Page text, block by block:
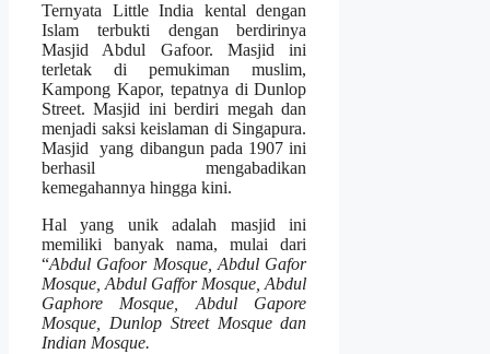
Ternyata Little India kental dengan
Islam terbukti dengan berdirinya
Masjid Abdul Gafoor. Masjid ini
terletak di pemukiman muslim,
Kampong Kapor, tepatnya di Dunlop
Street. Masjid ini berdiri megah dan
menjadi saksi keislaman di Singapura.
Masjid yang dibangun pada 1907 ini
berhasil mengabadikan
kemegahannya hingga kini.
Hal yang unik adalah masjid ini
memiliki banyak nama, mulai dari
“Abdul Gafoor Mosque, Abdul Gafor
Mosque, Abdul Gaffor Mosque, Abdul
Gaphore Mosque, Abdul Gapore
Mosque, Dunlop Street Mosque dan
Indian Mosque.